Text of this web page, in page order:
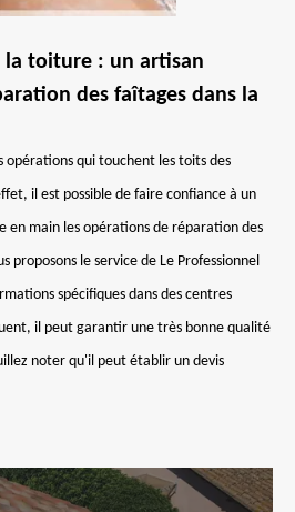
la toiture : un artisan
des faîtages dans la
opérations qui touchent les toits des
il est possible de faire confiance à un
en main les opérations de réparation des
proposons le service de Le Professionnel
spécifiques dans des centres
il peut garantir une très bonne qualité
noter qu'il peut établir un devis